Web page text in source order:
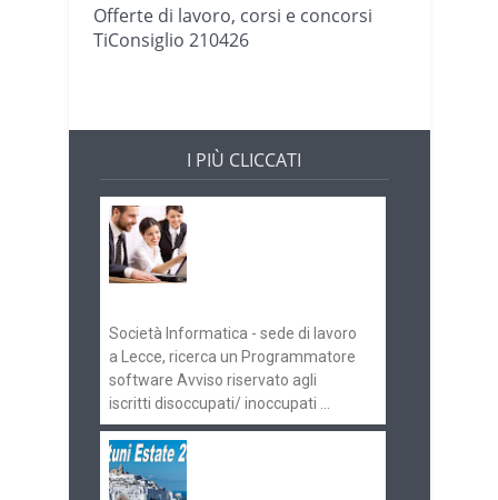
Offerte di lavoro, corsi e concorsi
TiConsiglio 210426
I PIÙ CLICCATI
Società Informatica - sede di lavoro
a Lecce, ricerca un Programmatore
software Avviso riservato agli
iscritti disoccupati/ inoccupati ...